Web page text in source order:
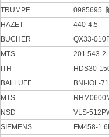
TRUMPF
0985695
HAZET
440-4.5
BUCHER
QX33-
MTS
201 543-2
ITH
HDS30-
BALLUFF
BNI-IOL-
MTS
NSD
VLS-
SIEMENS
FM458-1